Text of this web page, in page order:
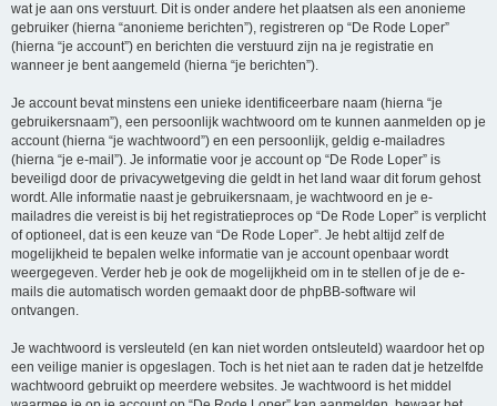
wat je aan ons verstuurt. Dit is onder andere het plaatsen als een anonieme
gebruiker (hierna “anonieme berichten”), registreren op “De Rode Loper”
(hierna “je account”) en berichten die verstuurd zijn na je registratie en
wanneer je bent aangemeld (hierna “je berichten”).
Je account bevat minstens een unieke identificeerbare naam (hierna “je
gebruikersnaam”), een persoonlijk wachtwoord om te kunnen aanmelden op je
account (hierna “je wachtwoord”) en een persoonlijk, geldig e-mailadres
(hierna “je e-mail”). Je informatie voor je account op “De Rode Loper” is
beveiligd door de privacywetgeving die geldt in het land waar dit forum gehost
wordt. Alle informatie naast je gebruikersnaam, je wachtwoord en je e-
mailadres die vereist is bij het registratieproces op “De Rode Loper” is verplicht
of optioneel, dat is een keuze van “De Rode Loper”. Je hebt altijd zelf de
mogelijkheid te bepalen welke informatie van je account openbaar wordt
weergegeven. Verder heb je ook de mogelijkheid om in te stellen of je de e-
mails die automatisch worden gemaakt door de phpBB-software wil
ontvangen.
Je wachtwoord is versleuteld (en kan niet worden ontsleuteld) waardoor het op
een veilige manier is opgeslagen. Toch is het niet aan te raden dat je hetzelfde
wachtwoord gebruikt op meerdere websites. Je wachtwoord is het middel